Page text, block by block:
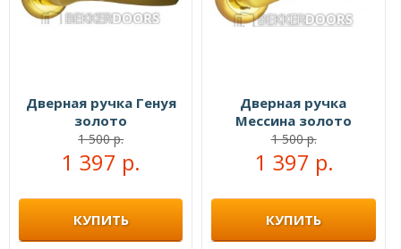
Дверная ручка Генуя
золото
1 500 р.
1 397 р.
КУПИТЬ
Дверная ручка
Мессина золото
1 500 р.
1 397 р.
КУПИТЬ